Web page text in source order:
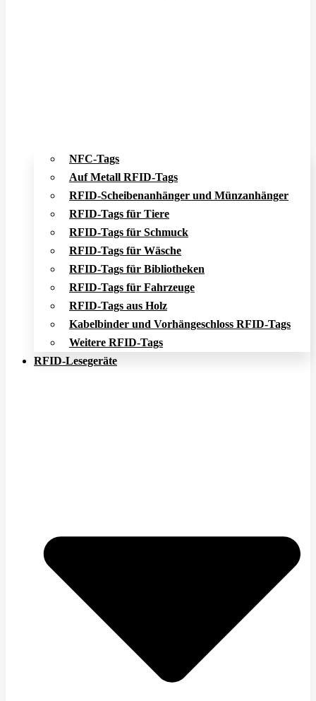
NFC-Tags
Auf Metall RFID-Tags
RFID-Scheibenanhänger und Münzanhänger
RFID-Tags für Tiere
RFID-Tags für Schmuck
RFID-Tags für Wäsche
RFID-Tags für Bibliotheken
RFID-Tags für Fahrzeuge
RFID-Tags aus Holz
Kabelbinder und Vorhängeschloss RFID-Tags
Weitere RFID-Tags
RFID-Lesegeräte